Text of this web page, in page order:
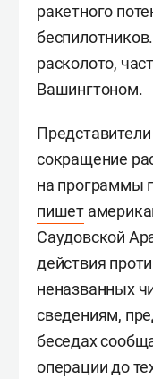
ракетного
расколото,
Вашингтоном.
сокращение
на программы
пишет
Саудовской
действия
неназванных
сведениям,
беседах
операции до